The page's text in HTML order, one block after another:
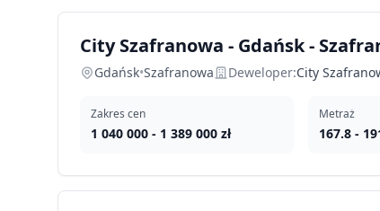
City Szafranowa - Gdańsk -
Gdańsk•Szafranowa Deweloper:City
Zakres cen
1 040 000 - 1 389 000 zł
Metraż
167.8 -